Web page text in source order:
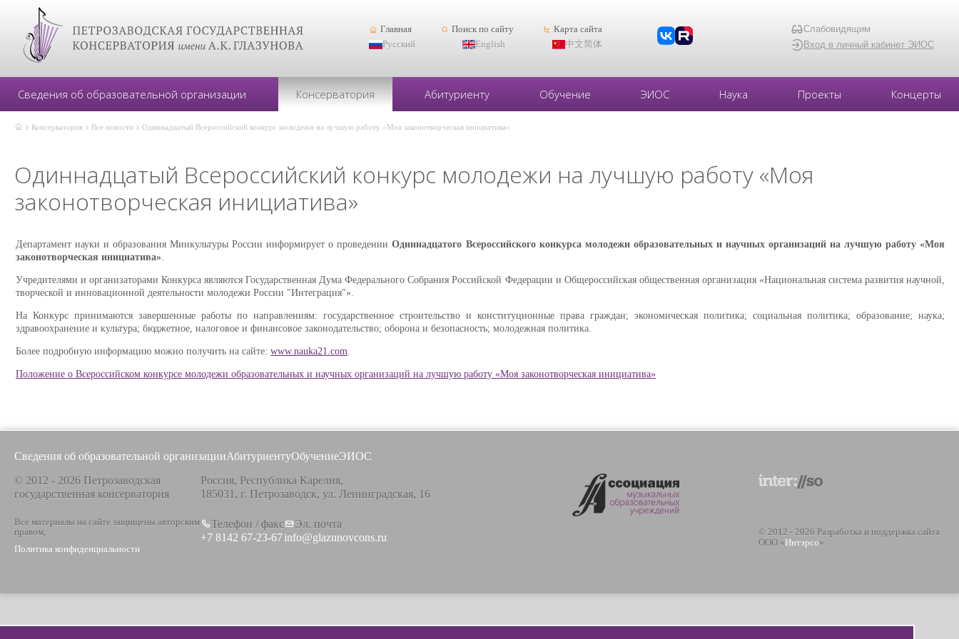
Главная Поиск по сайту
Карта сайта
Русский
English 中文简体
Слабовидящим
Вход в личный кабинет ЭИОС
Сведения об образовательной организации Консерватория Абитуриенту Обучение ЭИОС Наука Проекты Концерты
Консерватория Все новости Одиннадцатый Всероссийский конкурс молодежи на лучшую работу «Моя законотворческая инициатива»
Одиннадцатый Всероссийский конкурс молодежи на лучшую работу «Моя
законотворческая инициатива»
Департамент науки и образования Минкультуры России информирует о проведенииОдиннадцатого Всероссийского конкурса молодежи образовательных и научных организаций на лучшую работу «Моя
законотворческая инициатива».
Учредителями и организаторами Конкурса являются Государственная Дума Федерального Собрания Российской Федерации и Общероссийская общественная организация «Национальная система развития научной,
творческой и инновационной деятельности молодежи России "Интеграция"».
На Конкурс принимаются завершенные работы по направлениям: государственное строительство и конституционные права граждан; экономическая политика; социальная политика; образование; наука;
здравоохранение и культура; бюджетное, налоговое и финансовое законодательство; оборона и безопасность; молодежная политика.
Более подробную информацию можно получить на сайте: www.nauka21.com.
Положение о Всероссийском конкурсе молодежи образовательных и научных организаций на лучшую работу «Моя законотворческая инициатива»
Сведения об образовательной организацииАбитуриентуОбучениеЭИОС
© 2012 - 2026 Петрозаводская
государственная консерватория
Все материалы на сайте защищены авторским
правом,
Политика конфиденциальности
Россия, Республика Карелия,
185031, г. Петрозаводск, ул. Ленинградская, 16
Телефон / факс
+7 8142 67-23-67
Эл. почта
info@glazunovcons.ru
© 2012 - 2026 Разработка и поддержка сайта
ООО « Интэрсо»